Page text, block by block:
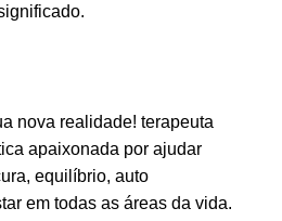
nova realidade! terapeuta
apaixonada por ajudar
equilíbrio, auto
em todas as áreas da vida.